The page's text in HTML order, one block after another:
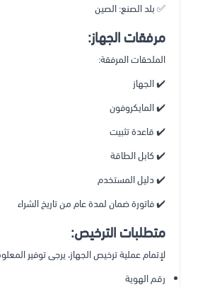
✅ بلد الصنع: الصين
مرفقات الجهاز:
الملحقات المرفقة:
✔️ الجهاز
✔️ المايكروفون
✔️ قاعدة تثبيت
✔️ كابل الطاقة
✔️ دليل المستخدم
✔️ فاتورة ضمان لمدة عام من تاريخ الشراء
متطلبات الترخيص:
لإتمام عملية ترخيص الجهاز، يرجى توفير
رقم الهوية